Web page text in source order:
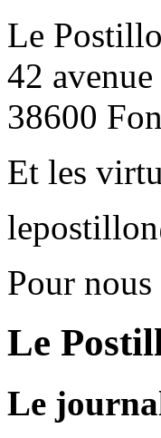
Le
42 avenue
38600
Et les
Pour
Le
Le